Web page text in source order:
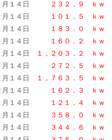
月１４日
２３２．９ ｋｗ
１４日
１０１．５ ｋｗ
１４日
１８３．０
ｋｗ
１４日
１６０．２ ｋｗ
１４日
１，２０３．２ ｋｗ
１４日
２７２．５ ｋｗ
１４日
１，７６３．５
ｋｗ
１４日
１６２．３ ｋｗ
１４日
１２１．４ ｋｗ
１４日
３５８．０ ｋｗ
１４日
３４４．６ ｋｗ